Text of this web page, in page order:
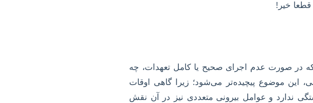
خیر!
در صورت عدم اجرای صحیح یا کامل تعهدات، چه
موضوع پیچیده‌تر می‌شود؛ زیرا گاهی اوقات
ندارد و عوامل بیرونی متعددی نیز در آن نقش